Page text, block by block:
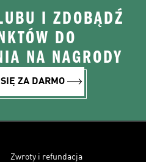
I ZDOBĄDŹ
DO
NA NAGRODY
ZA DARMO
Zwroty i refundacja